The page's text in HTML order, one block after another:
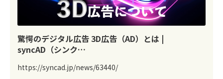
驚愕のデジタル広告 3D広告（AD）とは |
syncAD（シンク…
https://syncad.jp/news/63440/